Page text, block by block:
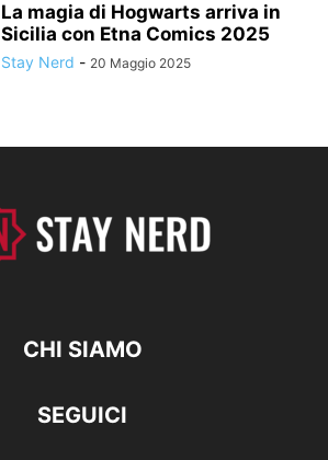
La magia di Hogwarts arriva in
Sicilia con Etna Comics 2025
Stay Nerd - 20 Maggio 2025
CHI SIAMO
SEGUICI